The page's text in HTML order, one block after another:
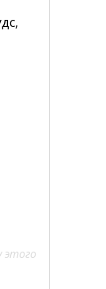
этого